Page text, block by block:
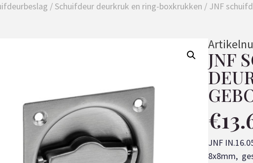
/ Schuifdeur deurkruk en ring-boxkrukken / JNF
JNF
€
JNF
8x8mm,